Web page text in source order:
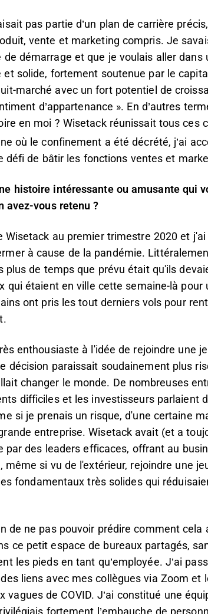
pas partie d’un plan de carrière
vente et marketing compris. Je
de démarrage et que je voulais aller dans
solide, fortement soutenue par le
marché avec un fort potentiel de
d’appartenance ». En d’autres
en moi ? Wisetack réunissait tous ces
où le confinement a été décrété, j’ai
défi de bâtir les fonctions ventes et
histoire intéressante ou amusante qui
avez-vous retenu ?
Wisetack au premier trimestre 2020 et
à cause de la pandémie.
plus de temps que prévu était qu'ils
qui étaient en ville cette semaine-là pour
ont pris les tout derniers vols pour
enthousiaste à l'idée de rejoindre une
décision paraissait soudainement plus
changer le monde. De nombreuses
difficiles et les investisseurs parlaient
si je prenais un risque, d'une certaine
entreprise. Wisetack avait (et a
des leaders efficaces, offrant au
même si vu de l'extérieur, rejoindre une
fondamentaux très solides qui
de ne pas pouvoir prédire comment cela
ce petit espace de bureaux partagés,
les pieds en tant qu’employée. J’ai
liens avec mes collègues via Zoom et
vagues de COVID. J’ai constitué une
fortement l’embauche de